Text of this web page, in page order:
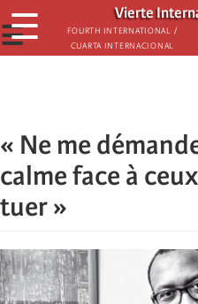
Skip
to
main
Vierte
Fourth International /
Cuarta Internacional
☰
☰
« Ne me
calme face à
tuer »